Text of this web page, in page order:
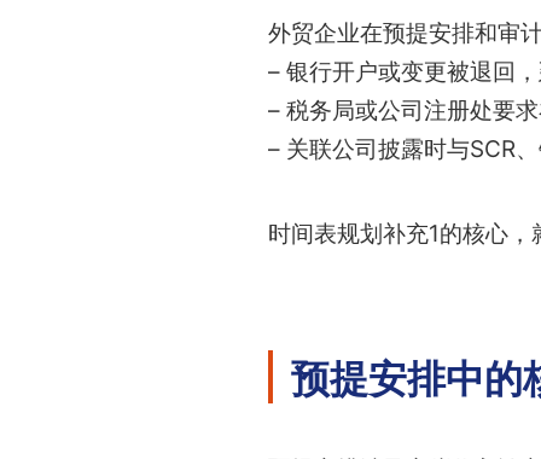
外贸企业在预提安排和审
– 银行开户或变更被退回
– 税务局或公司注册处要
– 关联公司披露时与SCR
时间表规划补充1的核心
预提安排中的